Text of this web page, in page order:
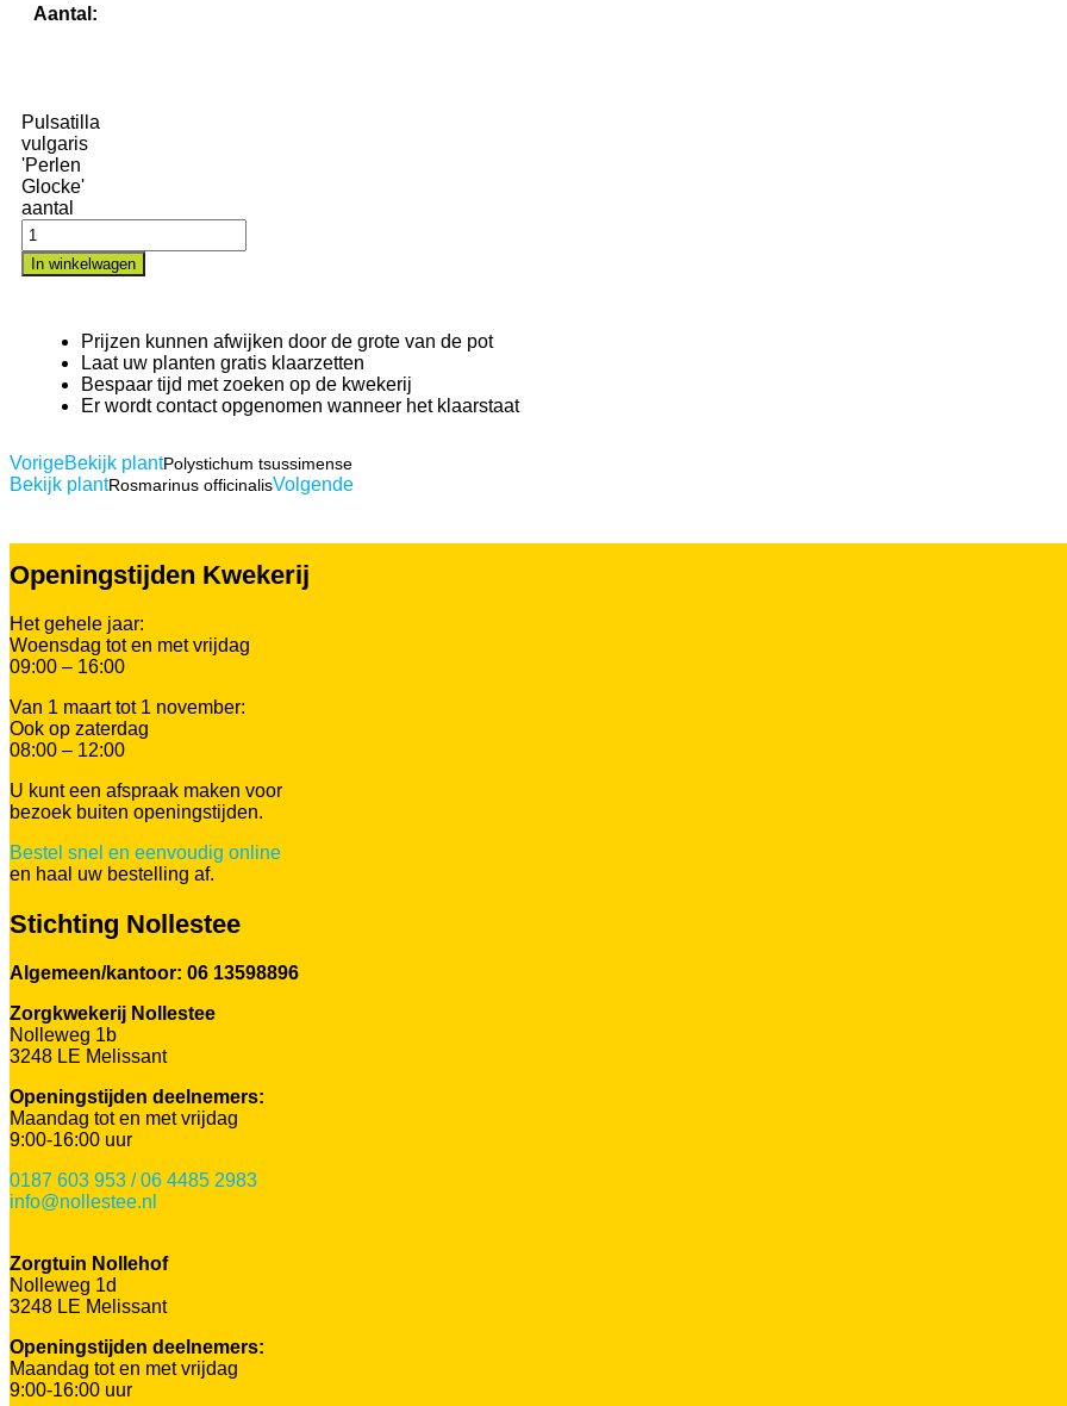
Aantal:
Pulsatilla
vulgaris
'Perlen
Glocke'
aantal
In winkelwagen
Prijzen kunnen afwijken door de grote van de pot
Laat uw planten gratis klaarzetten
Bespaar tijd met zoeken op de kwekerij
Er wordt contact opgenomen wanneer het klaarstaat
VorigeBekijk plantPolystichum tsussimense
Bekijk plantRosmarinus officinalisVolgende
Openingstijden Kwekerij
Het gehele jaar:
Woensdag tot en met vrijdag
09:00 – 16:00
Van 1 maart tot 1 november:
Ook op zaterdag
08:00 – 12:00
U kunt een afspraak maken voor
bezoek buiten openingstijden.
Bestel snel en eenvoudig online
en haal uw bestelling af.
Stichting Nollestee
Algemeen/kantoor: 06 13598896
Zorgkwekerij Nollestee
Nolleweg 1b
3248 LE Melissant
Openingstijden deelnemers:
Maandag tot en met vrijdag
9:00-16:00 uur
0187 603 953 / 06 4485 2983
info@nollestee.nl
Zorgtuin Nollehof
Nolleweg 1d
3248 LE Melissant
Openingstijden deelnemers:
Maandag tot en met vrijdag
9:00-16:00 uur